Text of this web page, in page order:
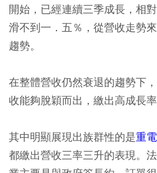
開始，已經連續三季成長，相
滑不到一．五％，從營收走勢
趨勢。
在整體營收仍然衰退的趨勢下
收能夠脫穎而出，繳出高成長
其中明顯展現出族群性的是重
都繳出營收三率三升的表現。